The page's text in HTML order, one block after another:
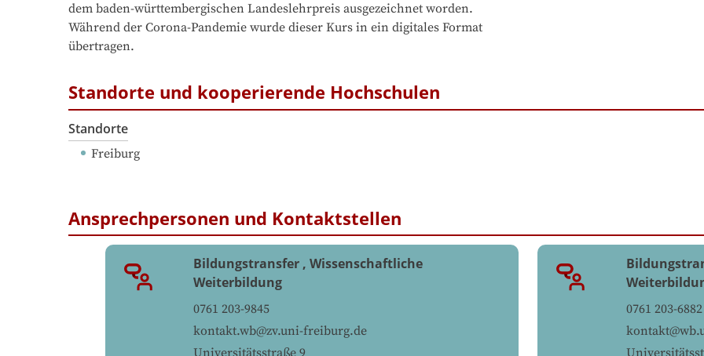
dem baden-württembergischen Landeslehrpreis ausgezeichnet worden.
Während der Corona-Pandemie wurde dieser Kurs in ein digitales Format
übertragen.
Standorte und kooperierende Hochschulen
Standorte
Freiburg
Ansprechpersonen und Kontaktstellen
Bildungstransfer , Wissenschaftliche
Weiterbildung
0761 203-9845
kontakt.wb@zv.uni-freiburg.de
Universitätsstraße 9
0761 203-6882